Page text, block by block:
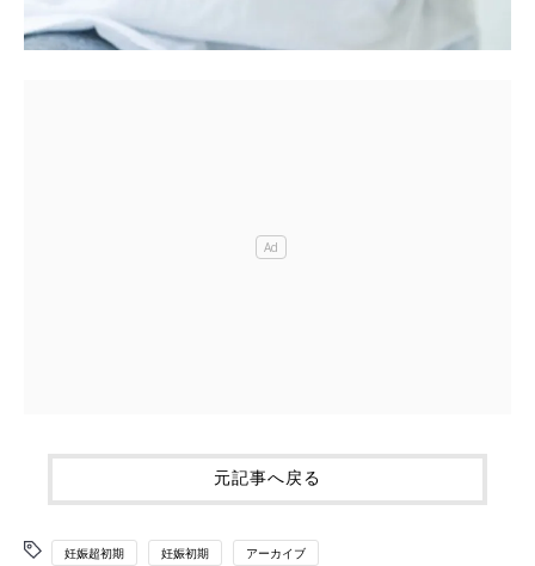
元記事へ戻る
妊娠超初期 妊娠初期 アーカイブ